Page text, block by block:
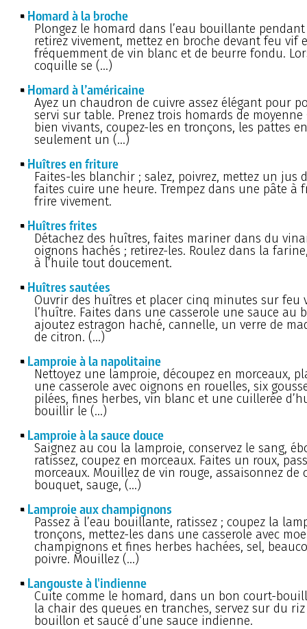
Homard à la broche
Plongez le homard dans l’eau bouillante
retirez vivement, mettez en broche devant feu vif
fréquemment de vin blanc et de beurre fondu.
coquille se (…)
Homard à l’américaine
Ayez un chaudron de cuivre assez élégant pour
servi sur table. Prenez trois homards de moyenne
bien vivants, coupez-les en tronçons, les pattes
seulement un (…)
Huîtres en friture
Faites-les blanchir ; salez, poivrez, mettez un jus
faites cuire une heure. Trempez dans une pâte à
frire vivement.
Huîtres frites
Détachez des huîtres, faites mariner dans du
oignons hachés ; retirez-les. Roulez dans la
à l’huile tout doucement.
Huîtres sautées
Ouvrir des huîtres et placer cinq minutes sur feu
l’huître. Faites dans une casserole une sauce au
ajoutez estragon haché, cannelle, un verre de
de citron. (…)
Lamproie à la napolitaine
Nettoyez une lamproie, découpez en morceaux,
une casserole avec oignons en rouelles, six
pilées, fines herbes, vin blanc et une cuillerée
bouillir le (…)
Lamproie à la sauce douce
Saignez au cou la lamproie, conservez le sang,
ratissez, coupez en morceaux. Faites un roux,
morceaux. Mouillez de vin rouge, assaisonnez de
bouquet, sauge, (…)
Lamproie aux champignons
Passez à l’eau bouillante, ratissez ; coupez la
tronçons, mettez-les dans une casserole avec
champignons et fines herbes hachées, sel,
poivre. Mouillez (…)
Langouste à l'indienne
Cuite comme le homard, dans un bon court-
la chair des queues en tranches, servez sur du
bouillon et saucé d’une sauce indienne.